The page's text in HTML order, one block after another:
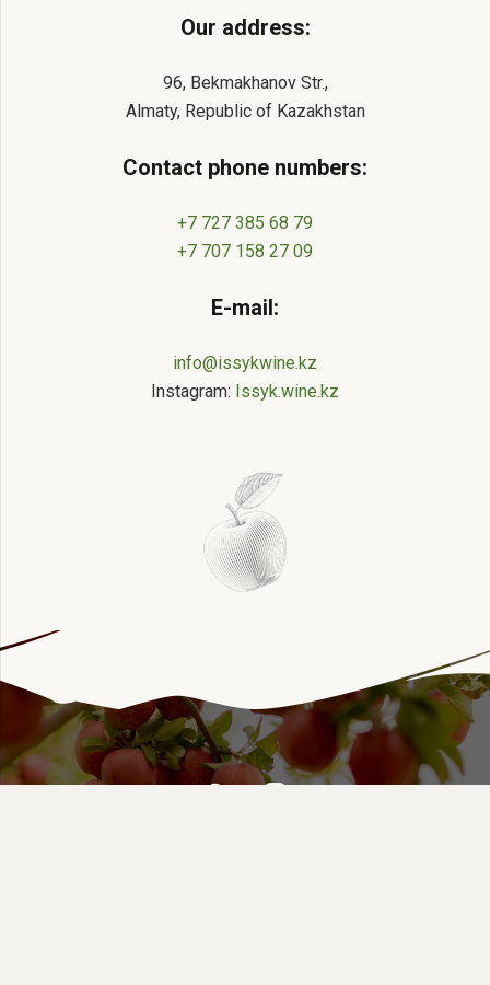
Our address:
96, Bekmakhanov Str.,
Almaty, Republic of Kazakhstan
Contact phone numbers:
+7 727 385 68 79
+7 707 158 27 09
E-mail:
info@issykwine.kz
Instagram: Issyk.wine.kz